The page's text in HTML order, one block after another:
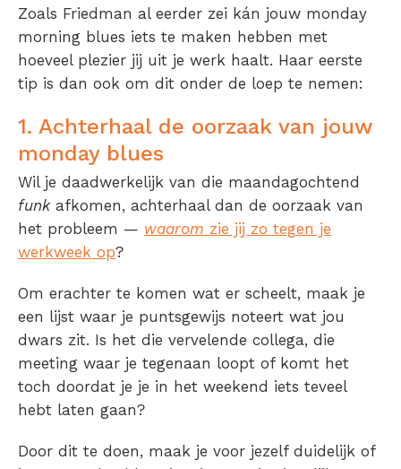
Zoals Friedman al eerder zei kán jouw monday
morning blues iets te maken hebben met
hoeveel plezier jij uit je werk haalt. Haar eerste
tip is dan ook om dit onder de loep te nemen:
1. Achterhaal de oorzaak van jouw
monday blues
Wil je daadwerkelijk van die maandagochtend
funkafkomen, achterhaal dan de oorzaak van
het probleem — waarom zie jij zo tegen je
werkweek op?
Om erachter te komen wat er scheelt, maak je
een lijst waar je puntsgewijs noteert wat jou
dwars zit. Is het die vervelende collega, die
meeting waar je tegenaan loopt of komt het
toch doordat je je in het weekend iets teveel
hebt laten gaan?
Door dit te doen, maak je voor jezelf duidelijk of